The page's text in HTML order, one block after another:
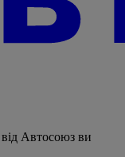
від Автосоюз ви